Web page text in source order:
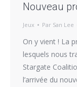
Nouveau
Jeux Par San Lee
On y vient ! La
lesquels nous
Stargate
l’arrivée du